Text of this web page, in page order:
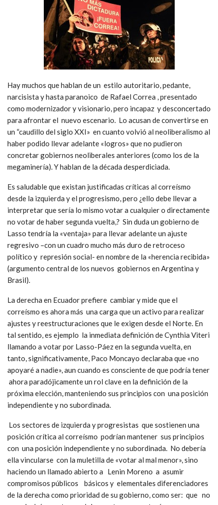
recesivo económico y financiero, los cuales ante la suma de su
falta de respuestas y los intereses en juego, comenzaron a
tomar el camino de los ajustes regresivos tradicionales como
único camino posible.
En algunos casos, como en Brasil, desconcertando y
permitiendo que la derecha pudiera presentarse como
renovada, sensible y ganar apoyo social y político con su
demagogia.
Hay muchos que hablan de un estilo autoritario, pedante,
narcisista y hasta paranoico de Rafael Correa , presentado
como modernizador y visionario, pero incapaz y desconcertado
para afrontar el nuevo escenario. Lo acusan de convertirse en
un “caudillo del siglo XXI» en cuanto volvió al neoliberalismo al
haber podido llevar adelante «logros» que no pudieron
concretar gobiernos neoliberales anteriores (como los de la
Es saludable que existan justificadas críticas al correísmo
desde la izquierda y el progresismo, pero ¿ello debe llevar a
interpretar que sería lo mismo votar a cualquier o directamente
no votar de haber segunda vuelta,? Sin duda un gobierno de
Lasso tendría la «ventaja» para llevar adelante un ajuste
regresivo –con un cuadro mucho más duro de retroceso
político y represión social- en nombre de la «herencia recibida»
(argumento central de los nuevos gobiernos en Argentina y
Brasil).
La derecha en Ecuador prefiere cambiar y mide que el
correísmo es ahora más una carga que un activo para realizar
ajustes y reestructuraciones que le exigen desde el Norte. En
tal sentido, es ejemplo la inmediata definición de Cynthia Viteri
llamando a votar por Lasso-Páez en la segunda vuelta, en
tanto, significativamente, Paco Moncayo declaraba que «no
apoyaré a nadie», aun cuando es consciente de que podría tener